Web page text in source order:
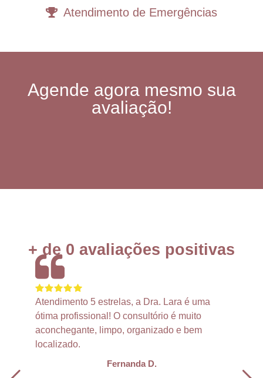
Atendimento de Emergências
Agende agora mesmo sua
avaliação!
+ de 0 avaliações positivas
Atendimento 5 estrelas, a Dra. Lara é uma
ótima profissional! O consultório é muito
aconchegante, limpo, organizado e bem
localizado.
Fernanda D.